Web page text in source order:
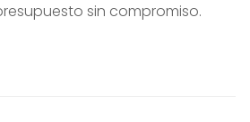
sin compromiso.